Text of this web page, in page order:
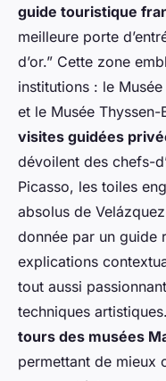
guide touristique
meilleure porte
d’or.” Cette zone
institutions : le
et le Musée
visites guidées
dévoilent des chefs-
Picasso, les toiles
absolus de
donnée par un guide
explications
tout aussi
techniques
tours des musées
permettant de mieux